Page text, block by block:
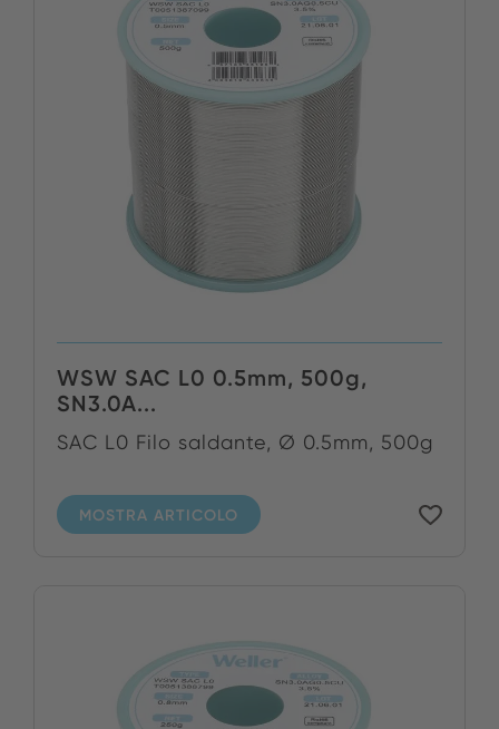
WSW SAC L0 0.5mm, 500g,
SN3.0A...
SAC L0 Filo saldante, Ø 0.5mm, 500g
MOSTRA ARTICOLO